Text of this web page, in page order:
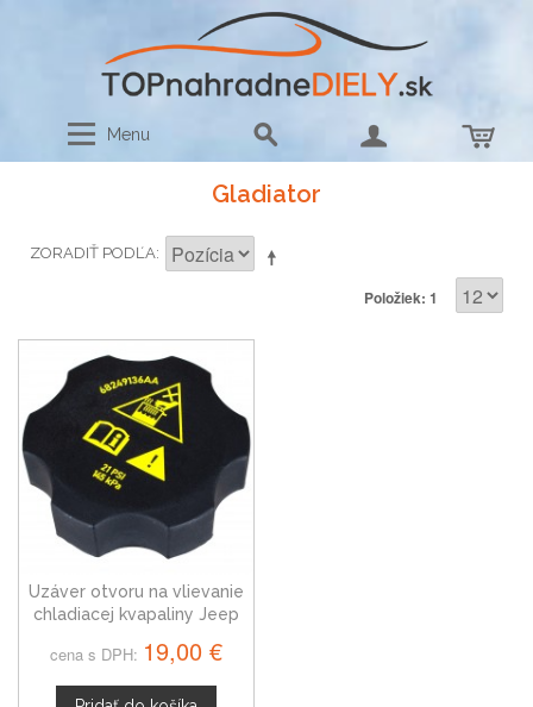
Menu
Gladiator
ZORADIŤ PODĽA
Položiek: 1
Uzáver otvoru na vlievanie
chladiacej kvapaliny Jeep
cena s DPH: 19,00 €